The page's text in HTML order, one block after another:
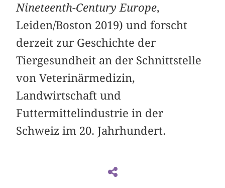
Nineteenth-Century Europe,
Leiden/Boston 2019) und forscht
derzeit zur Geschichte der
Tiergesundheit an der Schnittstelle
von Veterinärmedizin,
Landwirtschaft und
Futtermittelindustrie in der
Schweiz im 20. Jahrhundert.